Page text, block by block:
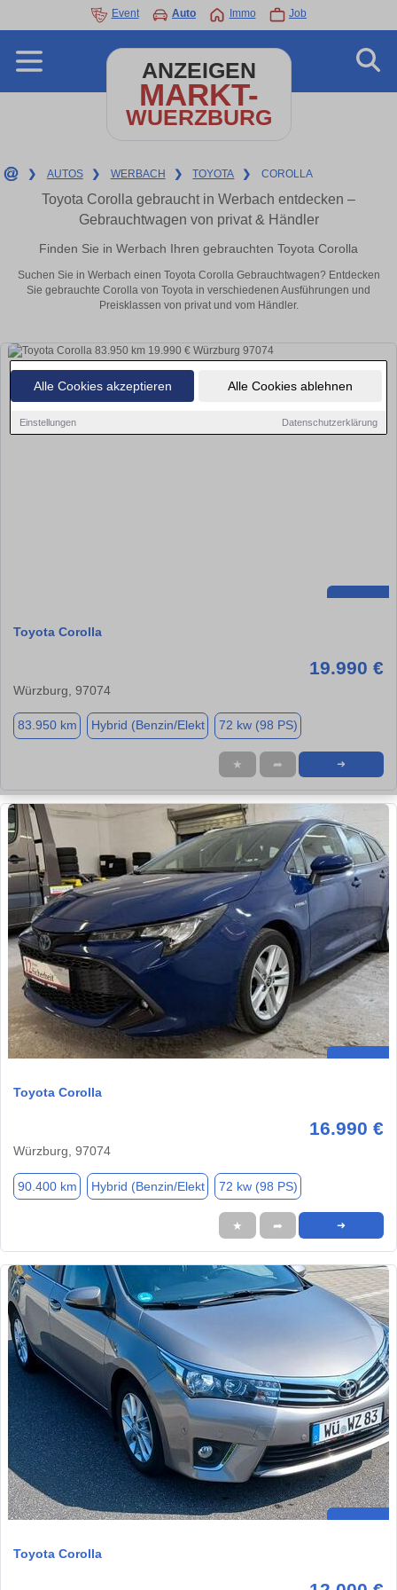
Alle Cookies akzeptieren Alle Cookies ablehnen
Einstellungen Datenschutzerklärung
Event Auto Immo Job
ANZEIGEN
MARKT-
WUERZBURG
❯ AUTOS ❯ WERBACH ❯ TOYOTA ❯ COROLLA
Toyota Corolla gebraucht in Werbach entdecken –
Gebrauchtwagen von privat & Händler
Finden Sie in Werbach Ihren gebrauchten Toyota Corolla
Suchen Sie in Werbach einen Toyota Corolla Gebrauchtwagen? Entdecken
Sie gebrauchte Corolla von Toyota in verschiedenen Ausführungen und
Preisklassen von privat und vom Händler.
Toyota Corolla
19.990 €
Würzburg, 97074
83.950 km Hybrid (Benzin/Elekt 72 kw (98 PS)
★ ➦ ➜
Toyota Corolla
16.990 €
Würzburg, 97074
90.400 km Hybrid (Benzin/Elekt 72 kw (98 PS)
★ ➦ ➜
Toyota Corolla